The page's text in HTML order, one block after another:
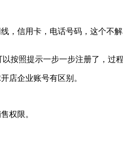
，信用卡，电话号码，这个不解
按照提示一步一步注册了，过程
店企业账号有区别。
权限。